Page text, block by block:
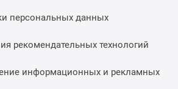
персональных данных
рекомендательных технологий
информационных и рекламных